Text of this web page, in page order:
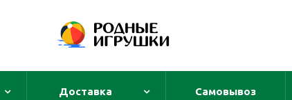
Доставка Самовывоз